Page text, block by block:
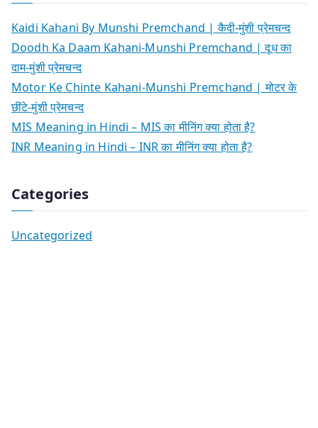
Kaidi Kahani By Munshi Premchand | कैदी-मुंशी प्रेमचन्द
Doodh Ka Daam Kahani-Munshi Premchand | दूध का
दाम-मुंशी प्रेमचन्द
Motor Ke Chinte Kahani-Munshi Premchand | मोटर के
छींटे-मुंशी प्रेमचन्द
MIS Meaning in Hindi – MIS का मीनिंग क्या होता है?
INR Meaning in Hindi – INR का मीनिंग क्या होता है?
Categories
Uncategorized